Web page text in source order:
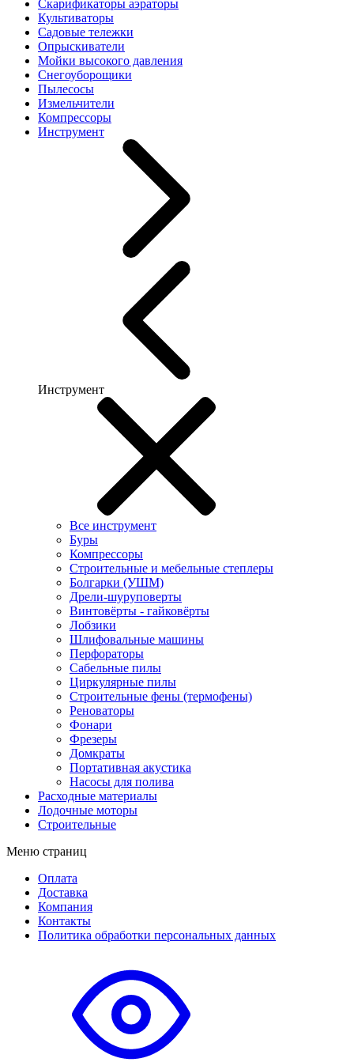
Скарификаторы аэраторы
Культиваторы
Садовые тележки
Опрыскиватели
Мойки высокого давления
Снегоуборощики
Пылесосы
Измельчители
Компрессоры
Инструмент
Инструмент
Все инструмент
Буры
Компрессоры
Строительные и мебельные степлеры
Болгарки (УШМ)
Дрели-шуруповерты
Винтовёрты - гайковёрты
Лобзики
Шлифовальные машины
Перфораторы
Сабельные пилы
Циркулярные пилы
Строительные фены (термофены)
Реноваторы
Фонари
Фрезеры
Домкраты
Портативная акустика
Насосы для полива
Расходные материалы
Лодочные моторы
Строительные
Меню страниц
Оплата
Доставка
Компания
Контакты
Политика обработки персональных данных